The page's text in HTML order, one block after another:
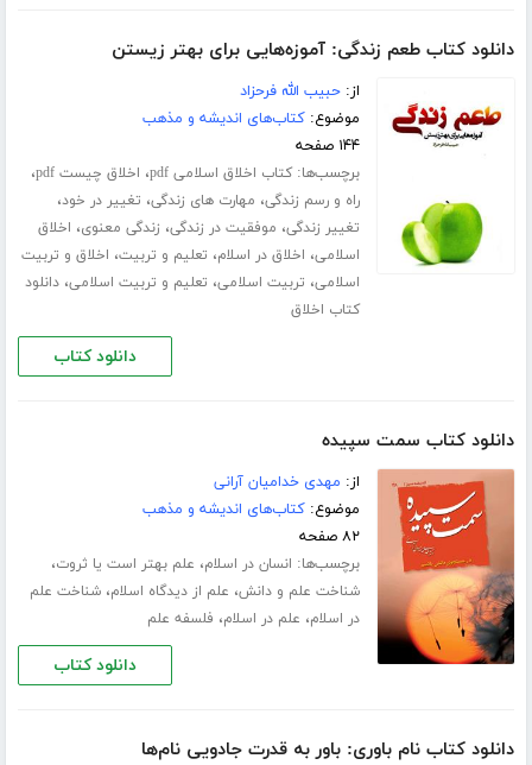
دانلود کتاب طعم زندگی: آموزه‌هایی برای بهتر زیستن
از:حبیب الله فرحزاد
موضوع:کتاب‌های اندیشه و مذهب
۱۴۴ صفحه
برچسب‌ها:کتاب اخلاق اسلامی pdf ، اخلاق چیست pdf ،
راه و رسم زندگی، مهارت های زندگی، تغییر در خود،
تغییر زندگی، موفقیت در زندگی، زندگی معنوی، اخلاق
اسلامی، اخلاق در اسلام، تعلیم و تربیت، اخلاق و تربیت
اسلامی، تربیت اسلامی، تعلیم و تربیت اسلامی،دانلود
کتاب اخلاق
دانلود کتاب
دانلود کتاب سمت سپیده
از: مهدی خدامیان آرانی
موضوع:کتاب‌های اندیشه و مذهب
۸۲ صفحه
برچسب‌ها: انسان در اسلام، علم بهتر است یا ثروت،
شناخت علم و دانش، علم از دیدگاه اسلام،شناخت علم
در اسلام، علم در اسلام، فلسفه علم
دانلود کتاب
دانلود کتاب نام باوری: باور به قدرت جادویی نام‌ها